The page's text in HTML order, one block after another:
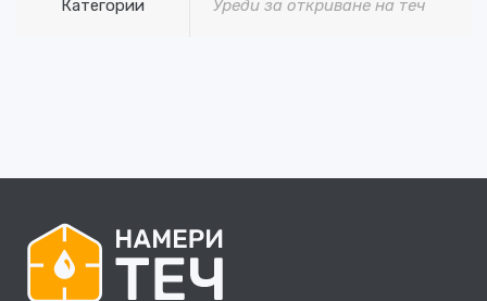
Категории Уреди за откриване на теч